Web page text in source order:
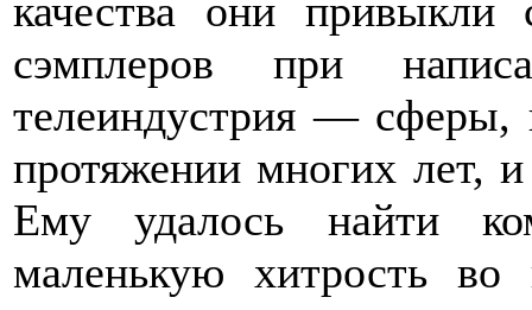
качества они привыкли
сэмплеров при
телеиндустрия — сферы,
протяжении многих лет,
Ему удалось найти
маленькую хитрость